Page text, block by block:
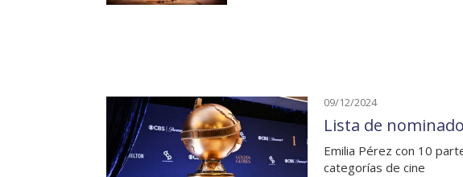
09/12/2024
Lista de
Emilia Pérez con 10
categorías de cine